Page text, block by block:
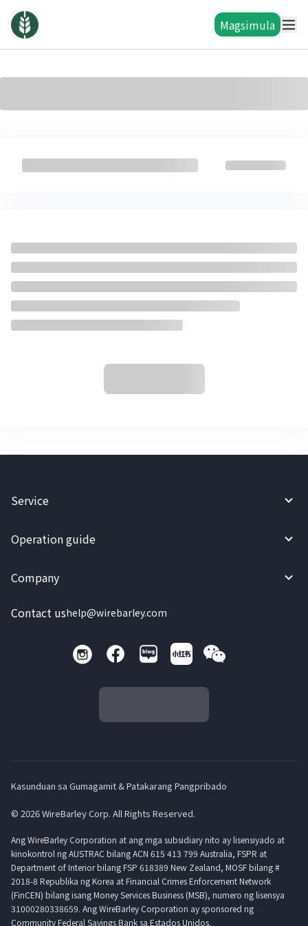
Magsimula
Service
Operation guide
Company
Contact ushelp@wirebarley.com
Kasunduan sa Gumagamit & Patakarang Pangpribado
© 2026 WireBarley Corp. All Rights Reserved.
Ang WireBarley Corporation at ang mga subsidiary nito ay lisensiyado at
kinokontrol ng AUSTRAC bilang ACN 615 413 799 Australia, FSPR at
Department of Interior bilang FSP 618389 New Zealand, MOSF bilang #
2018-8 Republika ng Korea at Financial Crimes Enforcement Network
(FinCEN) bilang isang Money Services Business (MSB), numero ng lisensya
31000280338659. Ang WireBarley Corporation ay sponsored ng
Community Federal Savings Bank sa Estados Unidos.